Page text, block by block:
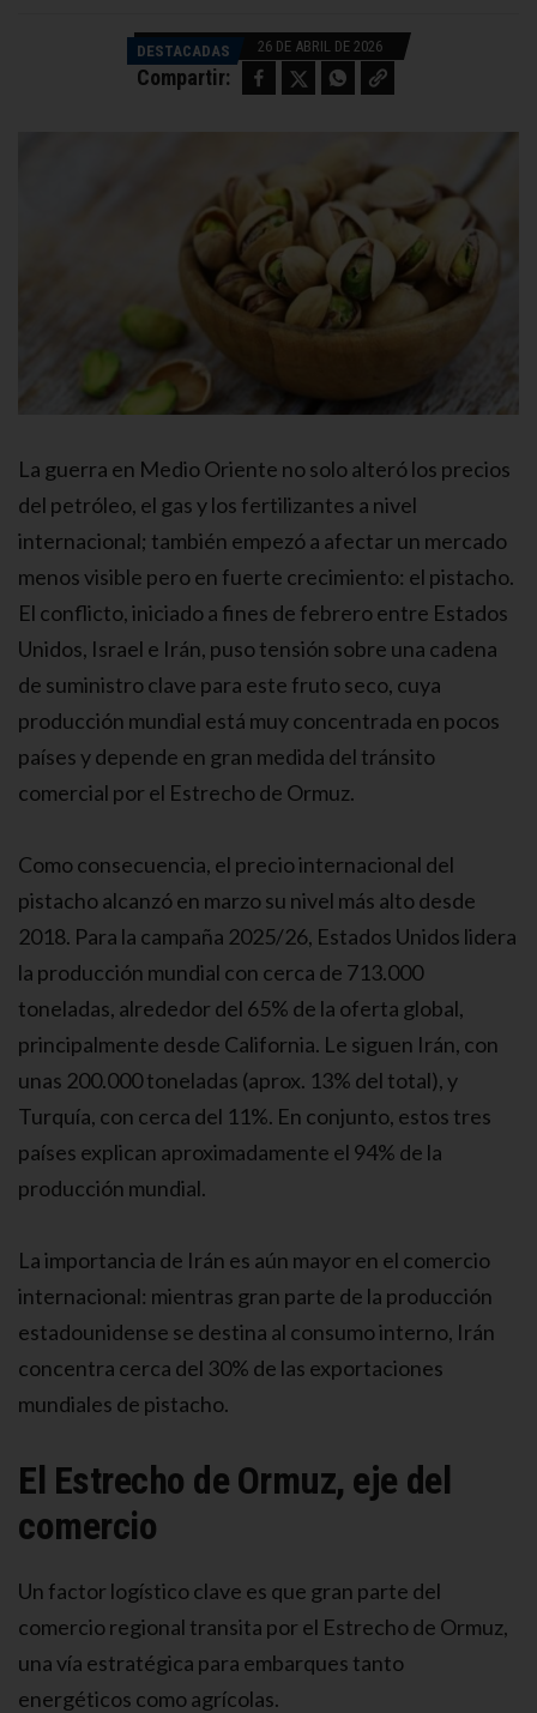
DESTACADAS 26 DE ABRIL DE 2026
Compartir: Facebook Twitter WhatsApp Copy link
La guerra en Medio Oriente no solo alteró los precios
del petróleo, el gas y los fertilizantes a nivel
internacional; también empezó a afectar un mercado
menos visible pero en fuerte crecimiento: el pistacho.
El conflicto, iniciado a fines de febrero entre Estados
Unidos, Israel e Irán, puso tensión sobre una cadena
de suministro clave para este fruto seco, cuya
producción mundial está muy concentrada en pocos
países y depende en gran medida del tránsito
comercial por el Estrecho de Ormuz.
Como consecuencia, el precio internacional del
pistacho alcanzó en marzo su nivel más alto desde
2018. Para la campaña 2025/26, Estados Unidos lidera
la producción mundial con cerca de 713.000
toneladas, alrededor del 65% de la oferta global,
principalmente desde California. Le siguen Irán, con
unas 200.000 toneladas (aprox. 13% del total), y
Turquía, con cerca del 11%. En conjunto, estos tres
países explican aproximadamente el 94% de la
producción mundial.
La importancia de Irán es aún mayor en el comercio
internacional: mientras gran parte de la producción
estadounidense se destina al consumo interno, Irán
concentra cerca del 30% de las exportaciones
mundiales de pistacho.
El Estrecho de Ormuz, eje del
comercio
Un factor logístico clave es que gran parte del
comercio regional transita por el Estrecho de Ormuz,
una vía estratégica para embarques tanto
energéticos como agrícolas.